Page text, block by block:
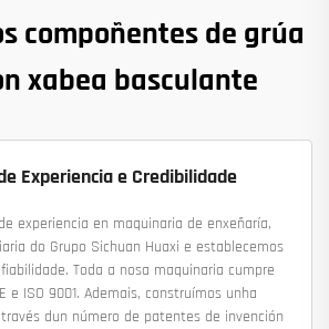
compoñentes de grúa
xabea basculante
Experiencia e Credibilidade
experiencia en maquinaria de enxeñaría,
do Grupo Sichuan Huaxi e establecemos
Toda a nosa maquinaria cumpre
e ISO 9001. Ademais, construímos unha
dun número de patentes de invención